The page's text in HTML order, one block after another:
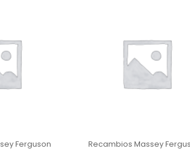
Ferguson Recambios Massey